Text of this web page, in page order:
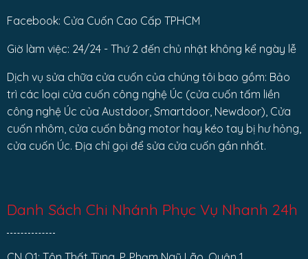
Facebook: Cửa Cuốn Cao Cấp TPHCM
Giờ làm việc: 24/24 - Thứ 2 đến chủ nhật không kể ngày lễ
Dịch vụ sửa chữa cửa cuốn của chúng tôi bao gồm: Bảo
trì các loại cửa cuốn công nghệ Úc (cửa cuốn tấm liền
công nghệ Úc của Austdoor, Smartdoor, Newdoor), Cửa
cuốn nhôm, cửa cuốn bằng motor hay kéo tay bị hư hỏng,
cửa cuốn Úc. Địa chỉ gọi để sửa cửa cuốn gần nhất.
Danh Sách Chi Nhánh Phục Vụ Nhanh 24h